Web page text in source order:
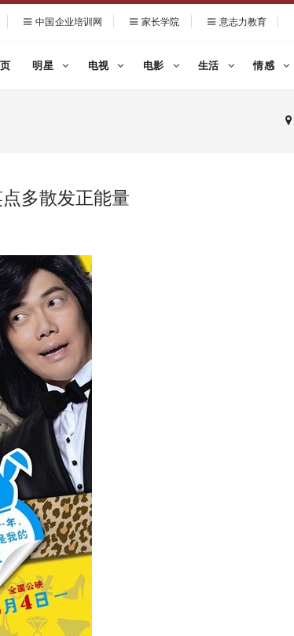
中国企业培训网 家长学院 意志力教育
明星 电视 电影 生活 情感
多散发正能量